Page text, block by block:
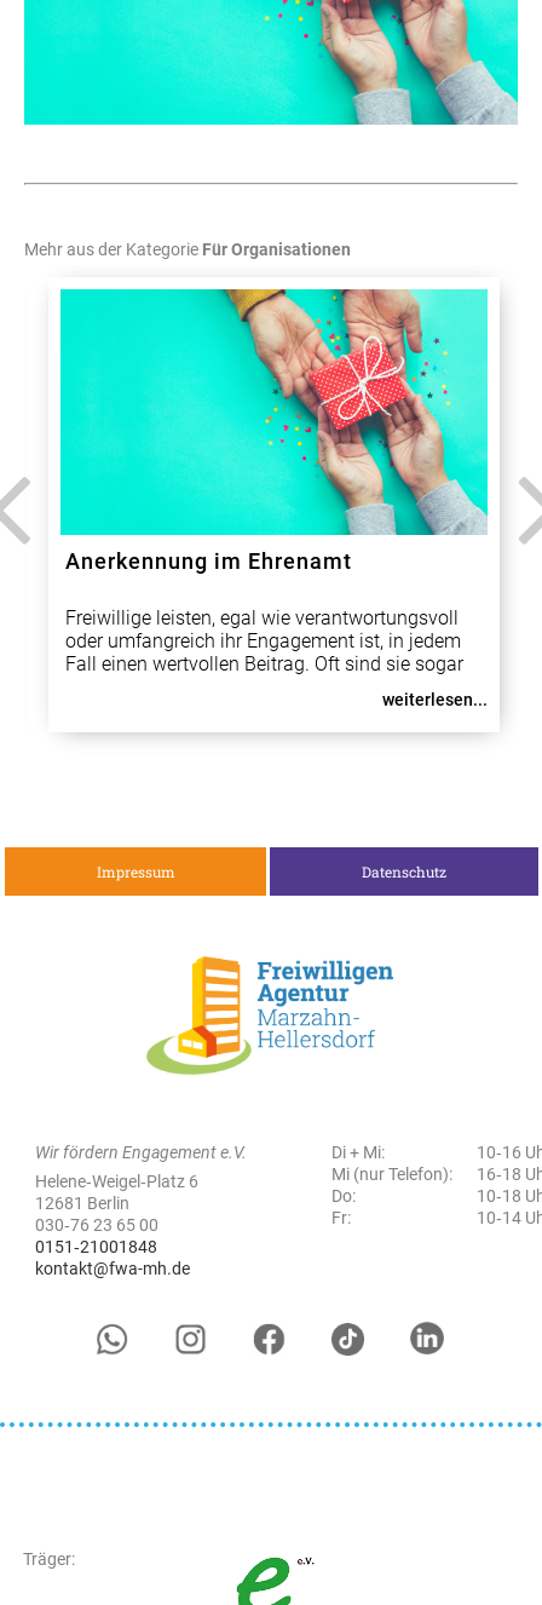
Mehr aus der Kategorie Für Organisationen
Anerkennung im Ehrenamt
Freiwillige leisten, egal wie verantwortungsvoll
oder umfangreich ihr Engagement ist, in jedem
Fall einen wertvollen Beitrag. Oft sind sie sogar
unverzichtbarer Bestandteil in ihrer Organisation.
Daher gebührt ihnen ein besonderer Dank und
entsprechende Anerkennung. Auf vielen
weiterlesen...
Impressum Datenschutz
Wir fördern Engagement e.V.
Helene‑Weigel‑Platz 6
12681 Berlin
030‑76 23 65 00
0151‑21001848
kontakt@fwa-mh.de
Di + Mi:
10‑16
Mi (nur Telefon):
16‑18
Do:
10‑18
Fr:
10‑14
Träger: